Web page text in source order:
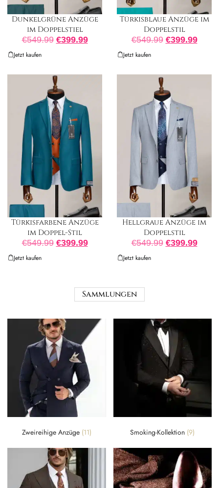
Dunkelgrüne Anzüge
im Doppelstiel
€549.99 €399.99
Jetzt kaufen
Türkisblaue Anzüge im
Doppelstil
€549.99 €399.99
Jetzt kaufen
Türkisfarbene Anzüge
im Doppel-Stil
€549.99 €399.99
Jetzt kaufen
Hellgraue Anzüge im
Doppelstil
€549.99 €399.99
Jetzt kaufen
Sammlungen
Zweireihige Anzüge (11) Smoking-Kollektion (9)